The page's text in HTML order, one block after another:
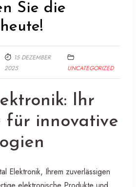
Sie die
15 DEZEMBER
2025
UNCATEGORIZED
Ihr
für innovative
Elektronik, Ihrem zuverlässigen